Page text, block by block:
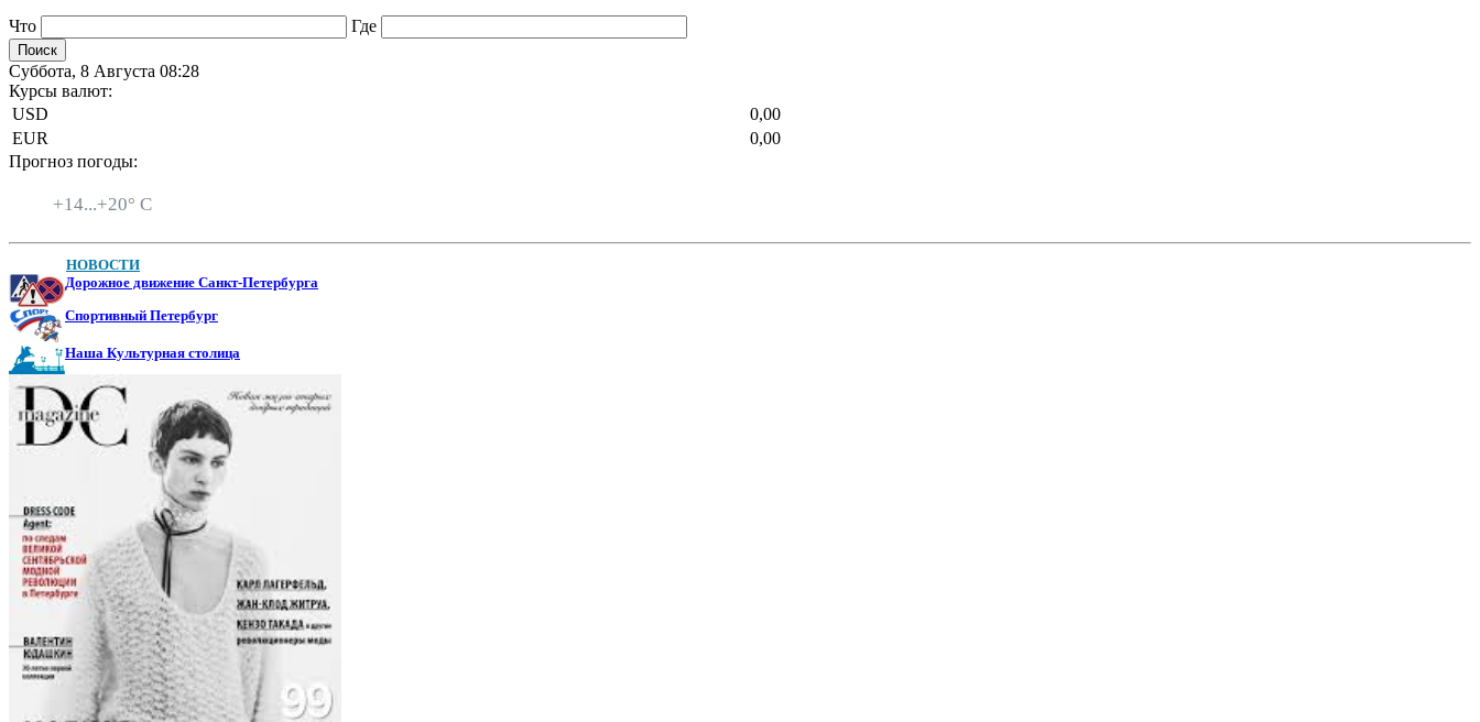
Что Где
Суббота, 8 Августа 08:28
Курсы валют:
USD
0,00
EUR
0,00
Прогноз погоды:
+14...+20° C
НОВОСТИ
Дорожное движение Санкт-Петербурга
Спортивный Петербург
Наша Культурная столица